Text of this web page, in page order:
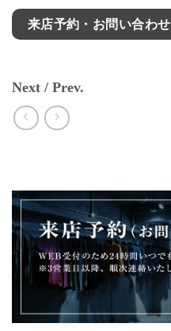
来店予約・お問い合わせ
Next / Prev.